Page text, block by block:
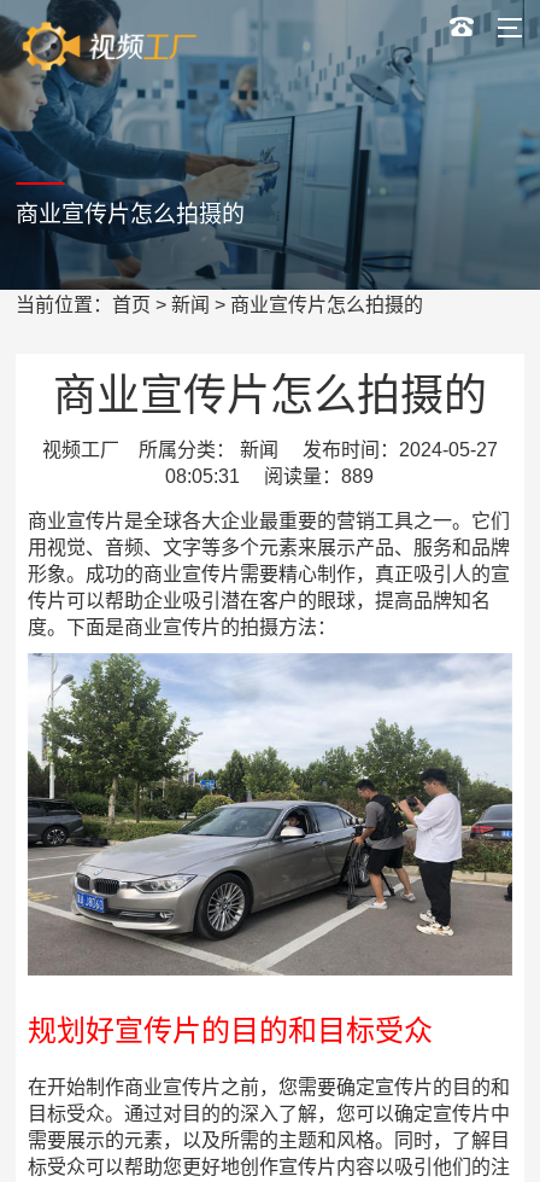
商业宣传片怎么拍摄的
当前位置：首页 >新闻 > 商业宣传片怎么拍摄的
商业宣传片怎么拍摄的
视频工厂 所属分类： 新闻 发布时间：2024-05-27
08:05:31 阅读量：889
商业宣传片是全球各大企业最重要的营销工具之一。它们
用视觉、音频、文字等多个元素来展示产品、服务和品牌
形象。成功的商业宣传片需要精心制作，真正吸引人的宣
传片可以帮助企业吸引潜在客户的眼球，提高品牌知名
度。下面是商业宣传片的拍摄方法：
规划好宣传片的目的和目标受众
在开始制作商业宣传片之前，您需要确定宣传片的目的和
目标受众。通过对目的的深入了解，您可以确定宣传片中
需要展示的元素，以及所需的主题和风格。同时，了解目
标受众可以帮助您更好地创作宣传片内容以吸引他们的注